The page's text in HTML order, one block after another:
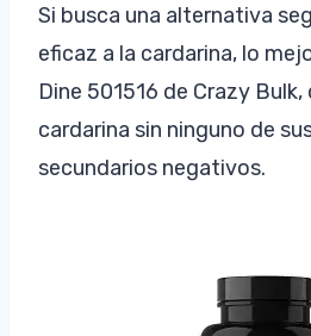
Si busca una alternativa
eficaz a la cardarina, lo
Dine 501516 de Crazy
cardarina sin ninguno de
secundarios negativos.